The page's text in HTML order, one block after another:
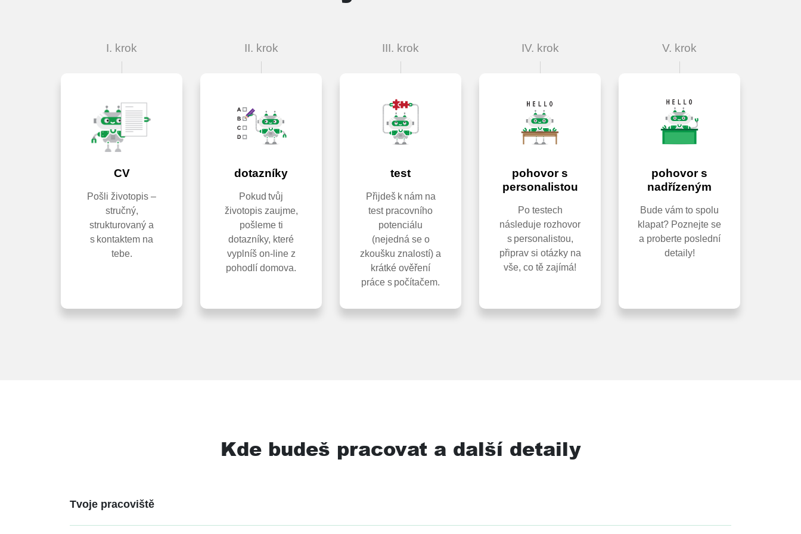
I. krok
CV
Pošli životopis –
stručný,
strukturovaný a
s kontaktem na
tebe.
II. krok
dotazníky
Pokud tvůj
životopis zaujme,
pošleme ti
dotazníky, které
vyplníš on-line z
pohodlí domova.
III. krok
test
Přijdeš k nám na
test pracovního
potenciálu
(nejedná se o
zkoušku znalostí) a
krátké ověření
práce s počítačem.
IV. krok
pohovor s
personalistou
Po testech
následuje rozhovor
s personalistou,
připrav si otázky na
vše, co tě zajímá!
V. krok
pohovor s
nadřízeným
Bude vám to spolu
klapat? Poznejte se
a proberte poslední
detaily!
Kde budeš pracovat a další detaily
Tvoje pracoviště